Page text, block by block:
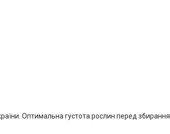
Оптимальна густота рослин перед